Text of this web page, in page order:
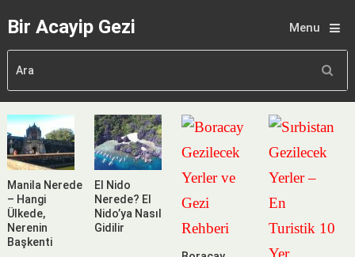
Bir Acayip Gezi Menu
Manila Nerede
– Hangi
Ülkede,
Nerenin
Başkenti
El Nido
Nerede? El
Nido’ya Nasıl
Gidilir